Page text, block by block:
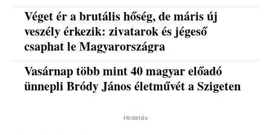
Véget ér a brutális hőség, de máris új
veszély érkezik: zivatarok és jégeső
csaphat le Magyarországra
Vasárnap több mint 40 magyar előadó
ünnepli Bródy János életművét a Szigeten
Hirdetés